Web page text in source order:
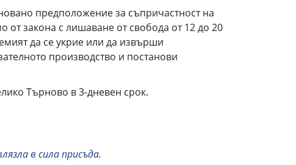
предположение за съпричастност на
закона с лишаване от свобода от 12 до 20
да се укрие или да извърши
производство и постанови
Търново в 3-дневен срок.
в сила присъда.